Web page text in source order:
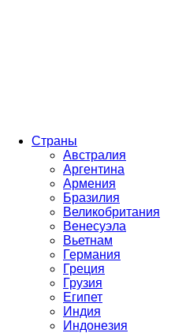
Страны
Австралия
Аргентина
Армения
Бразилия
Великобритания
Венесуэла
Вьетнам
Германия
Греция
Грузия
Египет
Индия
Индонезия